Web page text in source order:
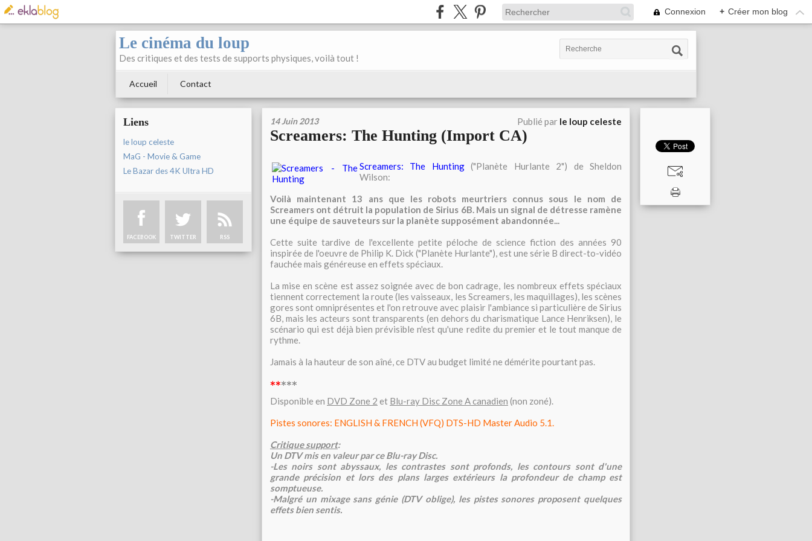
Connexion + Créer mon blog
Le cinéma du loup
Des critiques et des tests de supports physiques, voilà tout !
Accueil Contact
Liens
le loup celeste
MaG - Movie & Game
Le Bazar des 4K Ultra HD
FACEBOOK TWITTER RSS
14 Juin 2013 Publié par le loup celeste
Screamers: The Hunting (Import CA)
Screamers: The Hunting("Planète Hurlante 2") de Sheldon
Wilson:
Voilà maintenant 13 ans que les robots meurtriers connus sous le nom de
Screamers ont détruit la population de Sirius 6B. Mais un signal de détresse ramène
une équipe de sauveteurs sur la planète supposément abandonnée...
Cette suite tardive de l'excellente petite péloche de science fiction des années 90
inspirée de l'oeuvre de Philip K. Dick ("Planète Hurlante"), est une série B direct-to-vidéo
fauchée mais généreuse en effets spéciaux.
La mise en scène est assez soignée avec de bon cadrage, les nombreux effets spéciaux
tiennent correctement la route (les vaisseaux, les Screamers, les maquillages), les scènes
gores sont omniprésentes et l'on retrouve avec plaisir l'ambiance si particulière de Sirius
6B, mais les acteurs sont transparents (en dehors du charismatique Lance Henriksen), le
scénario qui est déjà bien prévisible n'est qu'une redite du premier et le tout manque de
rythme.
Jamais à la hauteur de son aîné, ce DTV au budget limité ne démérite pourtant pas.
*****
Disponible en DVD Zone 2 et Blu-ray Disc Zone A canadien (non zoné).
Pistes sonores: ENGLISH & FRENCH (VFQ) DTS-HD Master Audio 5.1.
Critique support:
Un DTV mis en valeur par ce Blu-ray Disc.
-Les noirs sont abyssaux, les contrastes sont profonds, les contours sont d'une
grande précision et lors des plans larges extérieurs la profondeur de champ est
somptueuse.
-Malgré un mixage sans génie (DTV oblige), les pistes sonores proposent quelques
effets bien sentis.